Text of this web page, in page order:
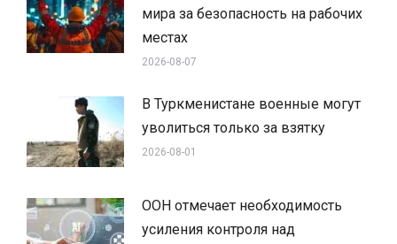
мира за безопасность на рабочих
местах
2026-08-07
В Туркменистане военные могут
уволиться только за взятку
2026-08-01
ООН отмечает необходимость
усиления контроля над